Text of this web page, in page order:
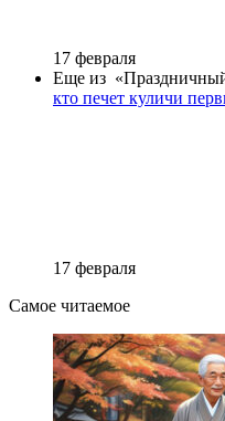
17 февраля
Еще из
кто печет куличи
17 февраля
Самое читаемое